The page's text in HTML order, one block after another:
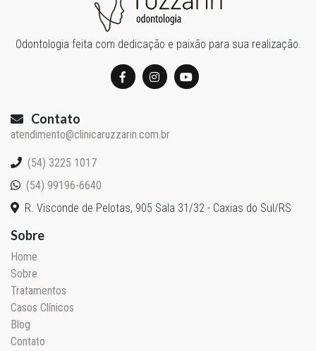
Odontologia feita com dedicação e paixão para sua realização.
Contato
atendimento@clinicaruzzarin.com.br
(54) 3225 1017
(54) 99196-6640
R. Visconde de Pelotas, 905 Sala 31/32 - Caxias do Sul/RS
Sobre
Home
Sobre
Tratamentos
Casos Clínicos
Blog
Contato